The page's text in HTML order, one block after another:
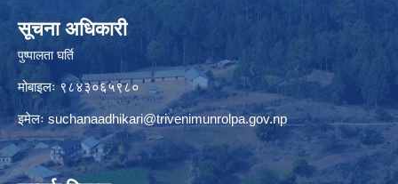
सूचना अधिकारी
पुष्पालता घर्ति
मोबाइलः ९८४३०६५९८०
इमेलःsuchanaadhikari@trivenimunrolpa.gov.np